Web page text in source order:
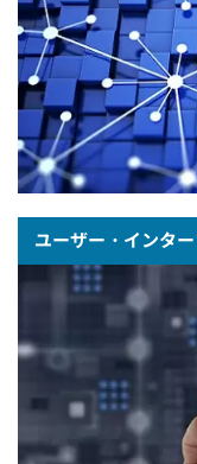
ユーザー・インタ